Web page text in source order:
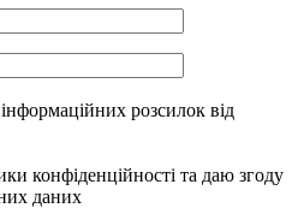
розсилок від
конфіденційності та даю згоду
даних